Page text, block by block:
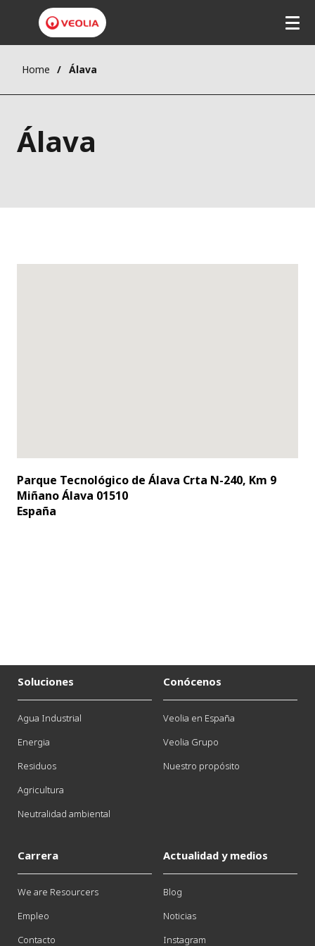
Home Álava
Álava
Parque Tecnológico de Álava Crta N-240, Km 9
Miñano Álava 01510
España
Soluciones
Agua Industrial
Energia
Residuos
Agricultura
Neutralidad ambiental
Conócenos
Veolia en España
Veolia Grupo
Nuestro propósito
Carrera
We are Resourcers
Empleo
Contacto
Actualidad y medios
Blog
Noticias
Instagram